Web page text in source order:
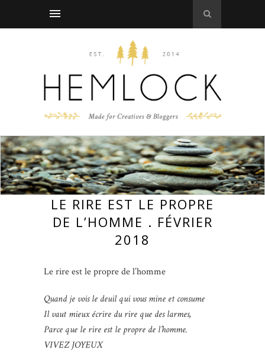
LE RIRE EST LE PROPRE
DE L’HOMME . FÉVRIER
2018
Le rire est le propre de l’homme
Quand je vois le deuil qui vous mine et consume
Il vaut mieux écrire du rire que des larmes,
Parce que le rire est le propre de l’homme.
VIVEZ JOYEUX